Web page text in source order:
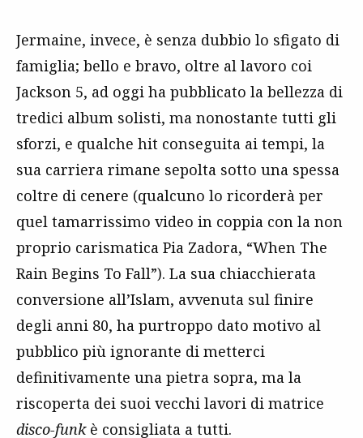
Jermaine, invece, è senza dubbio lo sfigato di
famiglia; bello e bravo, oltre al lavoro coi
Jackson 5, ad oggi ha pubblicato la bellezza di
tredici album solisti, ma nonostante tutti gli
sforzi, e qualche hit conseguita ai tempi, la
sua carriera rimane sepolta sotto una spessa
coltre di cenere (qualcuno lo ricorderà per
quel tamarrissimo video in coppia con la non
proprio carismatica Pia Zadora, “When The
Rain Begins To Fall”). La sua chiacchierata
conversione all’Islam, avvenuta sul finire
degli anni 80, ha purtroppo dato motivo al
pubblico più ignorante di metterci
definitivamente una pietra sopra, ma la
riscoperta dei suoi vecchi lavori di matrice
disco-funkè consigliata a tutti.